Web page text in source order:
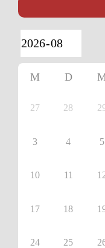
M D
27 28
3 4 5
10 11
17 18
24 25